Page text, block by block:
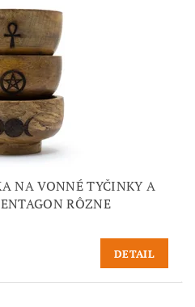
NA VONNÉ TYČINKY A
RÔZNE
DETAIL